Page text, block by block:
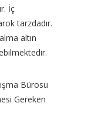
İç
tarzdadır.
altın
Bürosu
Gereken